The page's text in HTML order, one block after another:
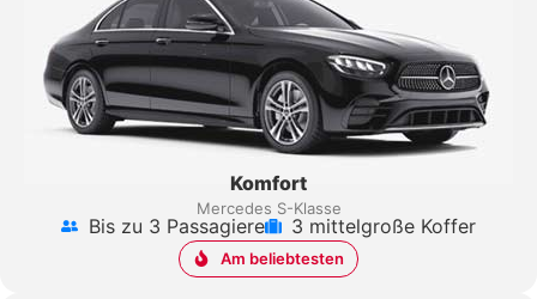
Komfort
Mercedes S-Klasse
Bis zu 3 Passagiere 3 mittelgroße Koffer
Am beliebtesten